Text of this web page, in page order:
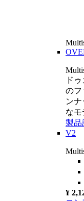
ド
のフ
ン
なモ
製品
V2
¥